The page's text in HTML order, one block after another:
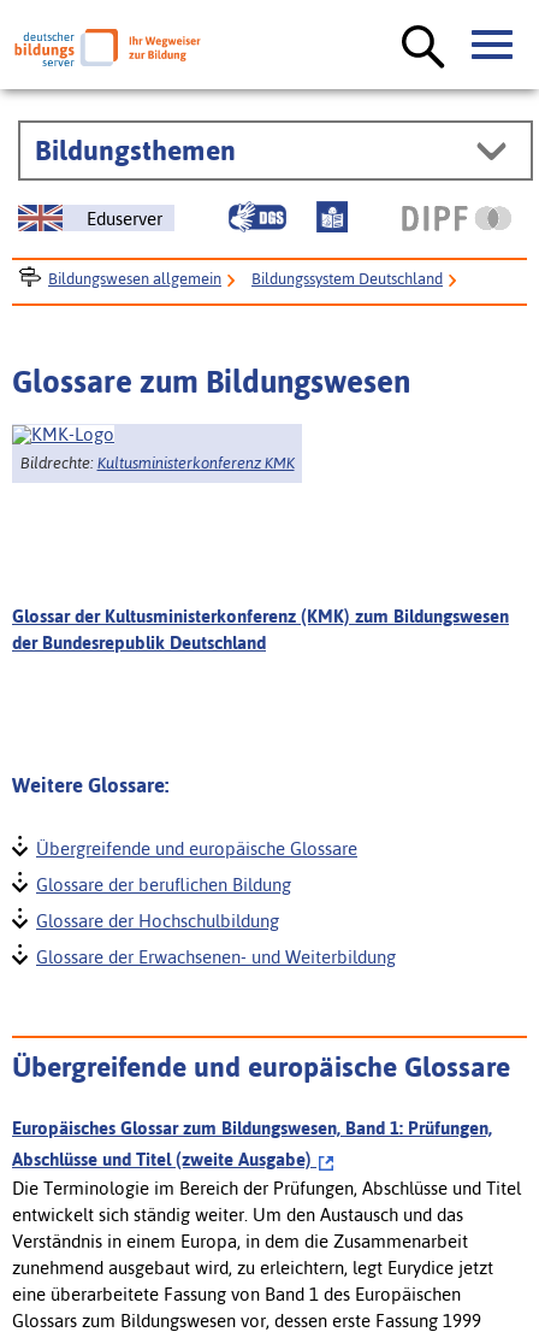
Bildungsthemen
Eduserver
Bildungswesen allgemein Bildungssystem Deutschland
Glossare zum Bildungswesen
Bildrechte: Kultusministerkonferenz KMK
Glossar der Kultusministerkonferenz (KMK) zum Bildungswesen
der Bundesrepublik Deutschland
Weitere Glossare:
Übergreifende und europäische Glossare
Glossare der beruflichen Bildung
Glossare der Hochschulbildung
Glossare der Erwachsenen- und Weiterbildung
Übergreifende und europäische Glossare
Europäisches Glossar zum Bildungswesen, Band 1: Prüfungen,
Abschlüsse und Titel (zweite Ausgabe)
Die Terminologie im Bereich der Prüfungen, Abschlüsse und Titel
entwickelt sich ständig weiter. Um den Austausch und das
Verständnis in einem Europa, in dem die Zusammenarbeit
zunehmend ausgebaut wird, zu erleichtern, legt Eurydice jetzt
eine überarbeitete Fassung von Band 1 des Europäischen
Glossars zum Bildungswesen vor, dessen erste Fassung 1999